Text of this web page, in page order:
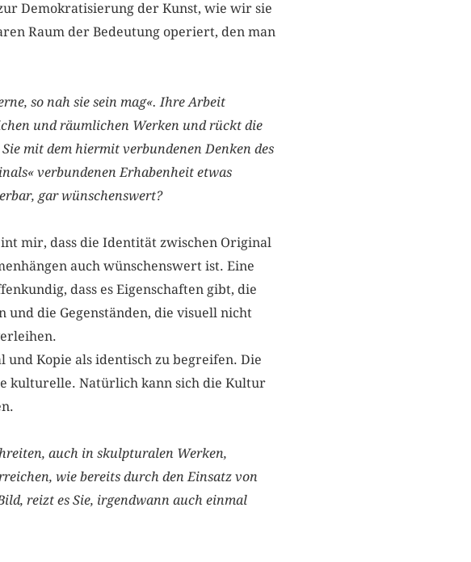
Demokratisierung der Kunst, wie wir sie
Raum der Bedeutung operiert, den man
so nah sie sein mag«. Ihre Arbeit
und räumlichen Werken und rückt die
mit dem hiermit verbundenen Denken des
verbundenen Erhabenheit etwas
gar wünschenswert?
mir, dass die Identität zwischen Original
auch wünschenswert ist. Eine
dass es Eigenschaften gibt, die
die Gegenständen, die visuell nicht
und Kopie als identisch zu begreifen. Die
kulturelle. Natürlich kann sich die Kultur
auch in skulpturalen Werken,
wie bereits durch den Einsatz von
reizt es Sie, irgendwann auch einmal